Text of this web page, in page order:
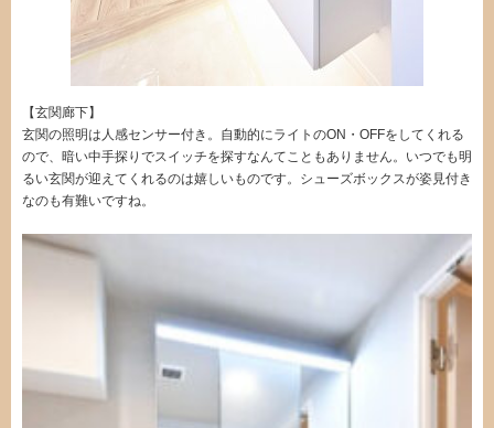
【玄関廊下】
玄関の照明は人感センサー付き。自動的にライトのON・OFFをしてくれる
ので、暗い中手探りでスイッチを探すなんてこともありません。いつでも明
るい玄関が迎えてくれるのは嬉しいものです。シューズボックスが姿見付き
なのも有難いですね。